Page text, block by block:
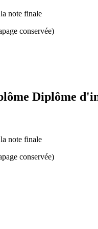
note finale
conservée)
Diplôme
note finale
conservée)